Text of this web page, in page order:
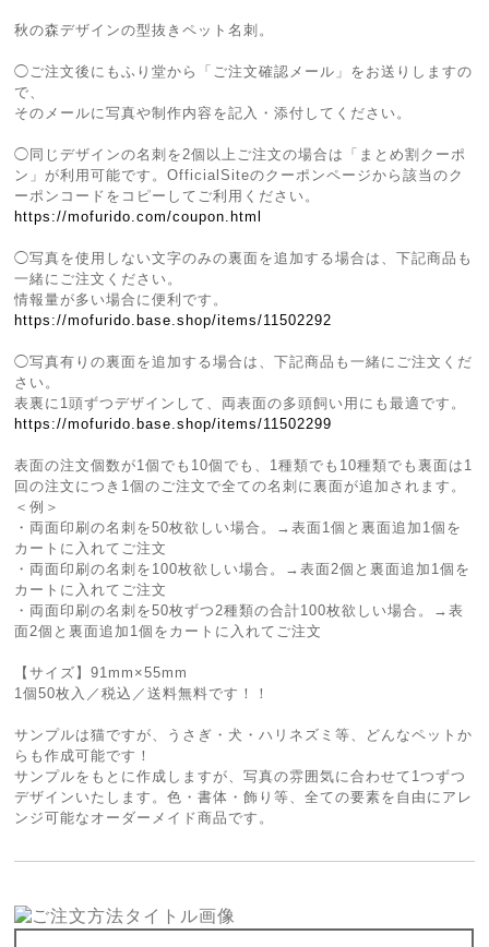
秋の森デザインの型抜きペット名刺。
◯ご注文後にもふり堂から「ご注文確認メール」をお送りしますの
で、
そのメールに写真や制作内容を記入・添付してください。
◯同じデザインの名刺を2個以上ご注文の場合は「まとめ割クーポ
ン」が利用可能です。OfficialSiteのクーポンページから該当のク
ーポンコードをコピーしてご利用ください。
https://mofurido.com/coupon.html
◯写真を使用しない文字のみの裏面を追加する場合は、下記商品も
一緒にご注文ください。
情報量が多い場合に便利です。
https://mofurido.base.shop/items/11502292
◯写真有りの裏面を追加する場合は、下記商品も一緒にご注文くだ
さい。
表裏に1頭ずつデザインして、両表面の多頭飼い用にも最適です。
https://mofurido.base.shop/items/11502299
表面の注文個数が1個でも10個でも、1種類でも10種類でも裏面は1
回の注文につき1個のご注文で全ての名刺に裏面が追加されます。
＜例＞
・両面印刷の名刺を50枚欲しい場合。→表面1個と裏面追加1個を
カートに入れてご注文
・両面印刷の名刺を100枚欲しい場合。→表面2個と裏面追加1個を
カートに入れてご注文
・両面印刷の名刺を50枚ずつ2種類の合計100枚欲しい場合。→表
面2個と裏面追加1個をカートに入れてご注文
【サイズ】91mm×55mm
1個50枚入／税込／送料無料です！！
サンプルは猫ですが、うさぎ・犬・ハリネズミ等、どんなペットか
らも作成可能です！
サンプルをもとに作成しますが、写真の雰囲気に合わせて1つずつ
デザインいたします。色・書体・飾り等、全ての要素を自由にアレ
ンジ可能なオーダーメイド商品です。